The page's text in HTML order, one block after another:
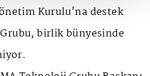
Kurulu'na destek
birlik bünyesinde